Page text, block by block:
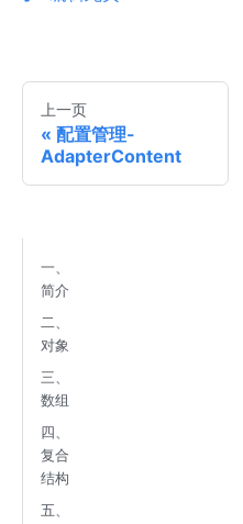
上一页
配置管理-
AdapterContent
一、
简介
二、
对象
三、
数组
四、
复合
结构
五、